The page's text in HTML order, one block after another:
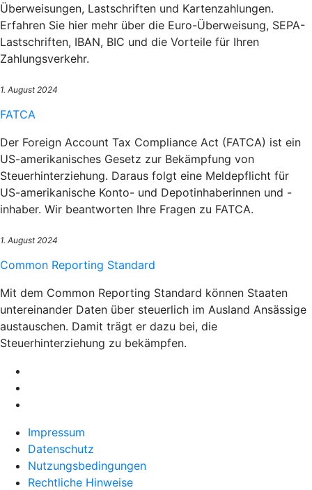
Überweisungen, Lastschriften und Kartenzahlungen.
Erfahren Sie hier mehr über die Euro-Überweisung, SEPA-
Lastschriften, IBAN, BIC und die Vorteile für Ihren
Zahlungsverkehr.
1. August 2024
FATCA
Der Foreign Account Tax Compliance Act (FATCA) ist ein
US-amerikanisches Gesetz zur Bekämpfung von
Steuerhinterziehung. Daraus folgt eine Meldepflicht für
US-amerikanische Konto- und Depotinhaberinnen und -
inhaber. Wir beantworten Ihre Fragen zu FATCA.
1. August 2024
Common Reporting Standard
Mit dem Common Reporting Standard können Staaten
untereinander Daten über steuerlich im Ausland Ansässige
austauschen. Damit trägt er dazu bei, die
Steuerhinterziehung zu bekämpfen.
Impressum
Datenschutz
Nutzungsbedingungen
Rechtliche Hinweise